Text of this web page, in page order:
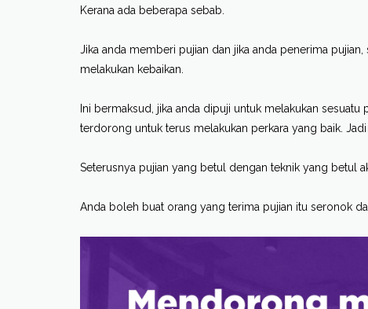
Kerana ada beberapa sebab.
Jika anda memberi pujian dan jika anda penerima
melakukan kebaikan.
Ini bermaksud, jika anda dipuji untuk melakukan
terdorong untuk terus melakukan perkara yang baik.
Seterusnya pujian yang betul dengan teknik yang betul
Anda boleh buat orang yang terima pujian itu seronok